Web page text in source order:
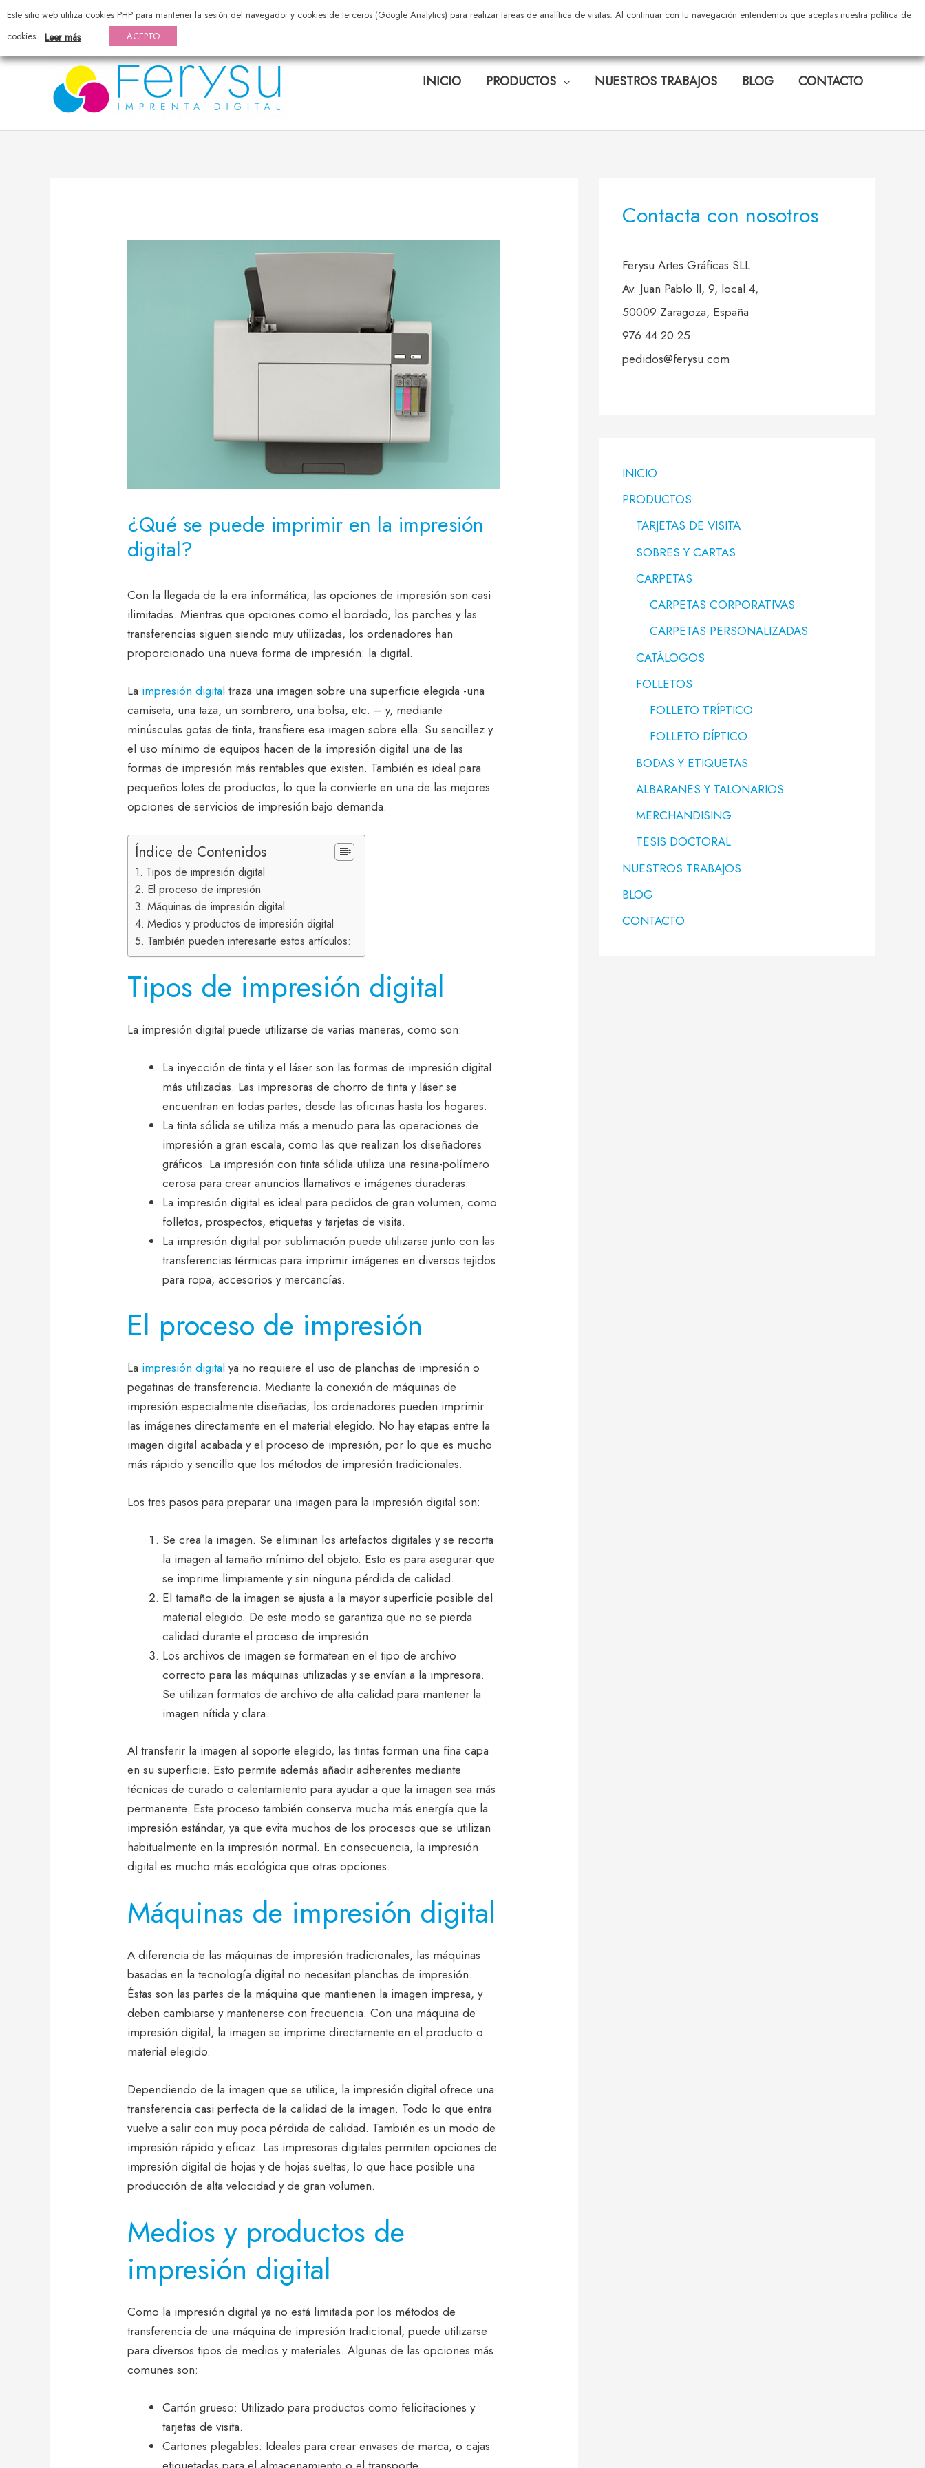
976 44 20 25 — pedidos@ferysu.com
INICIO PRODUCTOS NUESTROS TRABAJOS BLOG CONTACTO
¿Qué se puede imprimir en la impresión
digital?
Con la llegada de la era informática, las opciones de impresión son casi
ilimitadas. Mientras que opciones como el bordado, los parches y las
transferencias siguen siendo muy utilizadas, los ordenadores han
proporcionado una nueva forma de impresión: la digital.
La impresión digital traza una imagen sobre una superficie elegida -una
camiseta, una taza, un sombrero, una bolsa, etc. – y, mediante
minúsculas gotas de tinta, transfiere esa imagen sobre ella. Su sencillez y
el uso mínimo de equipos hacen de la impresión digital una de las
formas de impresión más rentables que existen. También es ideal para
pequeños lotes de productos, lo que la convierte en una de las mejores
opciones de servicios de impresión bajo demanda.
Índice de Contenidos
Tipos de impresión digital
El proceso de impresión
Máquinas de impresión digital
Medios y productos de impresión digital
También pueden interesarte estos artículos:
Tipos de impresión digital
La impresión digital puede utilizarse de varias maneras, como son:
La inyección de tinta y el láser son las formas de impresión digital
más utilizadas. Las impresoras de chorro de tinta y láser se
encuentran en todas partes, desde las oficinas hasta los hogares.
La tinta sólida se utiliza más a menudo para las operaciones de
impresión a gran escala, como las que realizan los diseñadores
gráficos. La impresión con tinta sólida utiliza una resina-polímero
cerosa para crear anuncios llamativos e imágenes duraderas.
La impresión digital es ideal para pedidos de gran volumen, como
folletos, prospectos, etiquetas y tarjetas de visita.
La impresión digital por sublimación puede utilizarse junto con las
transferencias térmicas para imprimir imágenes en diversos tejidos
para ropa, accesorios y mercancías.
El proceso de impresión
La impresión digital ya no requiere el uso de planchas de impresión o
pegatinas de transferencia. Mediante la conexión de máquinas de
impresión especialmente diseñadas, los ordenadores pueden imprimir
las imágenes directamente en el material elegido. No hay etapas entre la
imagen digital acabada y el proceso de impresión, por lo que es mucho
más rápido y sencillo que los métodos de impresión tradicionales.
Los tres pasos para preparar una imagen para la impresión digital son:
Se crea la imagen. Se eliminan los artefactos digitales y se recorta
la imagen al tamaño mínimo del objeto. Esto es para asegurar que
se imprime limpiamente y sin ninguna pérdida de calidad.
El tamaño de la imagen se ajusta a la mayor superficie posible del
material elegido. De este modo se garantiza que no se pierda
calidad durante el proceso de impresión.
Los archivos de imagen se formatean en el tipo de archivo
correcto para las máquinas utilizadas y se envían a la impresora.
Se utilizan formatos de archivo de alta calidad para mantener la
imagen nítida y clara.
Al transferir la imagen al soporte elegido, las tintas forman una fina capa
en su superficie. Esto permite además añadir adherentes mediante
técnicas de curado o calentamiento para ayudar a que la imagen sea más
permanente. Este proceso también conserva mucha más energía que la
impresión estándar, ya que evita muchos de los procesos que se utilizan
habitualmente en la impresión normal. En consecuencia, la impresión
digital es mucho más ecológica que otras opciones.
Máquinas de impresión digital
A diferencia de las máquinas de impresión tradicionales, las máquinas
basadas en la tecnología digital no necesitan planchas de impresión.
Éstas son las partes de la máquina que mantienen la imagen impresa, y
deben cambiarse y mantenerse con frecuencia. Con una máquina de
impresión digital, la imagen se imprime directamente en el producto o
material elegido.
Dependiendo de la imagen que se utilice, la impresión digital ofrece una
transferencia casi perfecta de la calidad de la imagen. Todo lo que entra
vuelve a salir con muy poca pérdida de calidad. También es un modo de
impresión rápido y eficaz. Las impresoras digitales permiten opciones de
impresión digital de hojas y de hojas sueltas, lo que hace posible una
producción de alta velocidad y de gran volumen.
Medios y productos de
impresión digital
Como la impresión digital ya no está limitada por los métodos de
transferencia de una máquina de impresión tradicional, puede utilizarse
para diversos tipos de medios y materiales. Algunas de las opciones más
comunes son:
Cartón grueso: Utilizado para productos como felicitaciones y
tarjetas de visita.
Cartones plegables: Ideales para crear envases de marca, o cajas
Contacta con nosotros
Ferysu Artes Gráficas SLL
Av. Juan Pablo II, 9, local 4,
50009 Zaragoza, España
976 44 20 25
pedidos@ferysu.com
INICIO
PRODUCTOS
TARJETAS DE VISITA
SOBRES Y CARTAS
CARPETAS
CARPETAS CORPORATIVAS
CARPETAS PERSONALIZADAS
CATÁLOGOS
FOLLETOS
FOLLETO TRÍPTICO
FOLLETO DÍPTICO
BODAS Y ETIQUETAS
ALBARANES Y TALONARIOS
MERCHANDISING
TESIS DOCTORAL
NUESTROS TRABAJOS
BLOG
CONTACTO
Este sitio web utiliza cookies PHP para mantener la sesión del navegador y cookies de terceros (Google Analytics) para realizar tareas de analítica de visitas. Al continuar con tu navegación entendemos que aceptas nuestra política de
cookies. Leer más ACEPTO